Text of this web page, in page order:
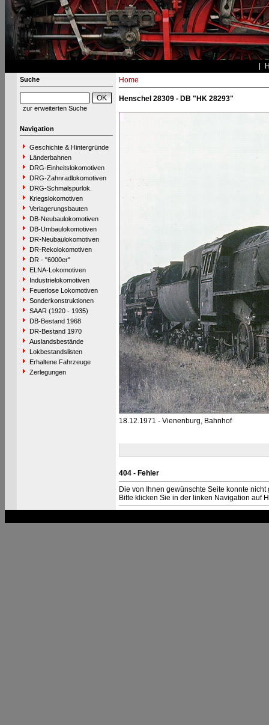
Suche
zur erweiterten Suche
Navigation
Geschichte & Hintergründe
Länderbahnen
DRG-Einheitslokomotiven
DRG-Zahnradlokomotiven
DRG-Schmalspurlok.
Kriegslokomotiven
Verlagerungsbauten
DB-Neubaulokomotiven
DB-Umbaulokomotiven
DR-Neubaulokomotiven
DR-Rekolokomotiven
DR - "6000er"
ELNA-Lokomotiven
Industrielokomotiven
Feuerlose Lokomotiven
Sonderkonstruktionen
SAAR (1920 - 1935)
DB-Bestand 1968
DR-Bestand 1970
Auslandsbestände
Lokbestandslisten
Erhaltene Fahrzeuge
Zerlegungen
Home
Henschel 28309 - DB "HK 28293"
18.12.1971 - Vienenburg, Bahnhof
404 - Fehler
Die von Ihnen gewünschte Seite konnte nicht
Bitte klicken Sie in der linken Navigation auf